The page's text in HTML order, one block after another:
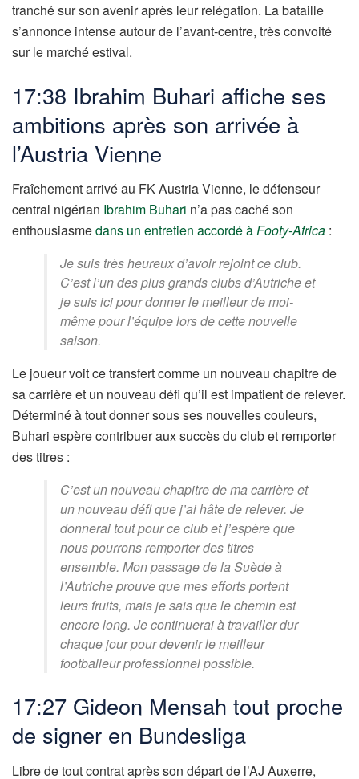
tranché sur son avenir après leur relégation. La bataille
s’annonce intense autour de l’avant-centre, très convoité
sur le marché estival.
17:38 Ibrahim Buhari affiche ses
ambitions après son arrivée à
l’Austria Vienne
Fraîchement arrivé au FK Austria Vienne, le défenseur
central nigérian Ibrahim Buhari n’a pas caché son
enthousiasmedans un entretien accordé àFooty-Africa :
Je suis très heureux d’avoir rejoint ce club.
C’est l’un des plus grands clubs d’Autriche et
je suis ici pour donner le meilleur de moi-
même pour l’équipe lors de cette nouvelle
saison.
Le joueur voit ce transfert comme un nouveau chapitre de
sa carrière et un nouveau défi qu’il est impatient de relever.
Déterminé à tout donner sous ses nouvelles couleurs,
Buhari espère contribuer aux succès du club et remporter
des titres :
C’est un nouveau chapitre de ma carrière et
un nouveau défi que j’ai hâte de relever. Je
donnerai tout pour ce club et j’espère que
nous pourrons remporter des titres
ensemble. Mon passage de la Suède à
l’Autriche prouve que mes efforts portent
leurs fruits, mais je sais que le chemin est
encore long. Je continuerai à travailler dur
chaque jour pour devenir le meilleur
footballeur professionnel possible.
17:27 Gideon Mensah tout proche
de signer en Bundesliga
Libre de tout contrat après son départ de l’AJ Auxerre,